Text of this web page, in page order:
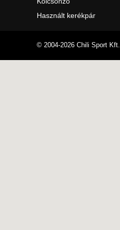
Használt kerékpár
© 2004-2026 Chili Sport Kft.